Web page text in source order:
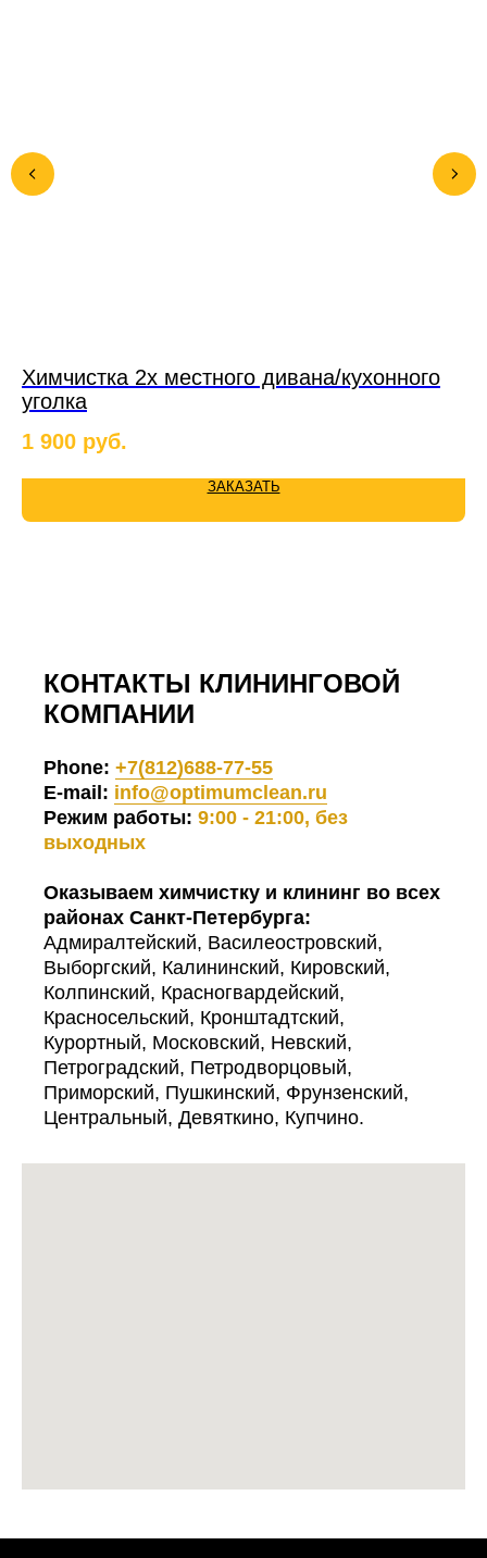
Химчистка 2х местного дивана/кухонного
уголка
1 900 руб.
ЗАКАЗАТЬ
КОНТАКТЫ КЛИНИНГОВОЙ
КОМПАНИИ
Phone: +7(812)688-77-55
E-mail: info@optimumclean.ru
Режим работы: 9:00 - 21:00, без
выходных
Оказываем химчистку и клининг во всех
районах Санкт-Петербурга:
Адмиралтейский, Василеостровский,
Выборгский, Калининский, Кировский,
Колпинский, Красногвардейский,
Красносельский, Кронштадтский,
Курортный, Московский, Невский,
Петроградский, Петродворцовый,
Приморский, Пушкинский, Фрунзенский,
Центральный, Девяткино, Купчино.